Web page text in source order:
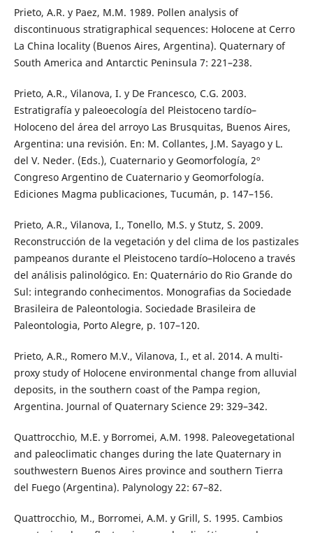
Prieto, A.R. y Paez, M.M. 1989. Pollen analysis of
discontinuous stratigraphical sequences: Holocene at Cerro
La China locality (Buenos Aires, Argentina). Quaternary of
South America and Antarctic Peninsula 7: 221–238.
Prieto, A.R., Vilanova, I. y De Francesco, C.G. 2003.
Estratigrafía y paleoecología del Pleistoceno tardío–
Holoceno del área del arroyo Las Brusquitas, Buenos Aires,
Argentina: una revisión. En: M. Collantes, J.M. Sayago y L.
del V. Neder. (Eds.), Cuaternario y Geomorfología, 2º
Congreso Argentino de Cuaternario y Geomorfología.
Ediciones Magma publicaciones, Tucumán, p. 147–156.
Prieto, A.R., Vilanova, I., Tonello, M.S. y Stutz, S. 2009.
Reconstrucción de la vegetación y del clima de los pastizales
pampeanos durante el Pleistoceno tardío–Holoceno a través
del análisis palinológico. En: Quaternário do Rio Grande do
Sul: integrando conhecimentos. Monografias da Sociedade
Brasileira de Paleontologia. Sociedade Brasileira de
Paleontologia, Porto Alegre, p. 107–120.
Prieto, A.R., Romero M.V., Vilanova, I., et al. 2014. A multi-
proxy study of Holocene environmental change from alluvial
deposits, in the southern coast of the Pampa region,
Argentina. Journal of Quaternary Science 29: 329–342.
Quattrocchio, M.E. y Borromei, A.M. 1998. Paleovegetational
and paleoclimatic changes during the late Quaternary in
southwestern Buenos Aires province and southern Tierra
del Fuego (Argentina). Palynology 22: 67–82.
Quattrocchio, M., Borromei, A.M. y Grill, S. 1995. Cambios